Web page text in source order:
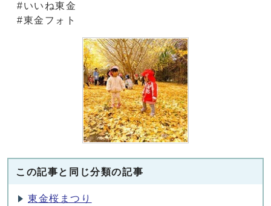
#いいね東金
#東金フォト
この記事と同じ分類の記事
東金桜まつり